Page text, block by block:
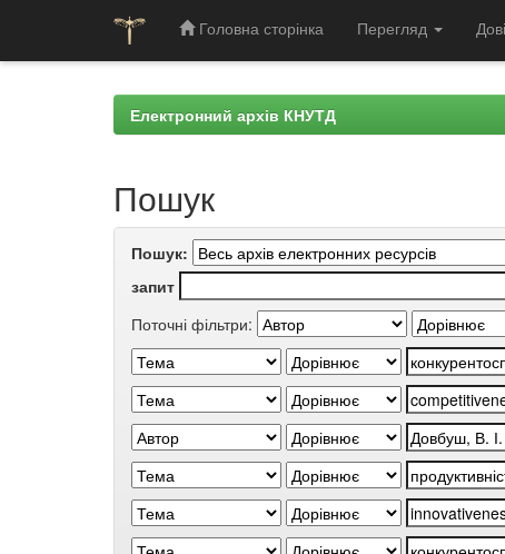
Головна сторінка Перегляд
Електронний архів КНУТД
Пошук
Пошук:
запит
Поточні фільтри: